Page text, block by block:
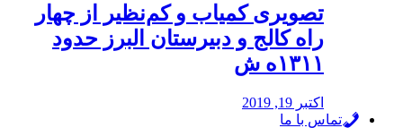
️تصویری کمیاب و کم‌نظیر از چهار
راه كالج و دبيرستان البرز حدود
۱۳۱۱ه ش
اکتبر 19, 2019
تماس با ما